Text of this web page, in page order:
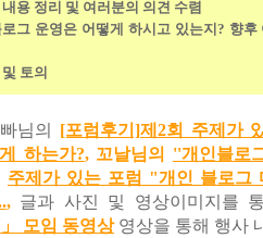
용 정리 및 여러분의 의견 수렴
그 운영은 어떻게 하시고 있는지? 향후
토의
님의
[포럼후기]제2회 주제가
하는가?, 꼬날님의 ''개인블로
주제가 있는 포럼 "개인 블로그
,글과 사진 및 영상이미지를
모임 동영상영상을 통해 행사